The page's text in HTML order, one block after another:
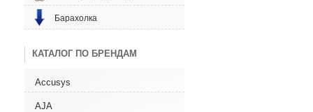
Барахолка
КАТАЛОГ ПО БРЕНДАМ
Accusys
AJA